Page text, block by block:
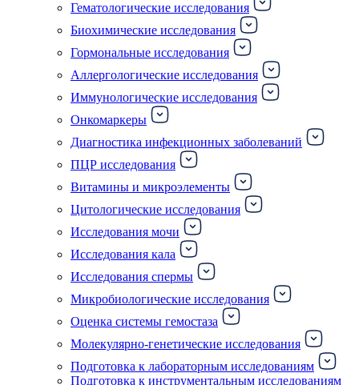
Гематологические исследования
Биохимические исследования
Гормональные исследования
Аллергологические исследования
Иммунологические исследования
Онкомаркеры
Диагностика инфекционных заболеваний
ПЦР исследования
Витамины и микроэлементы
Цитологические исследования
Исследования мочи
Исследования кала
Исследования спермы
Микробиологические исследования
Оценка системы гемостаза
Молекулярно-генетические исследования
Подготовка к лабораторным исследованиям
Подготовка к инструментальным исследованиям